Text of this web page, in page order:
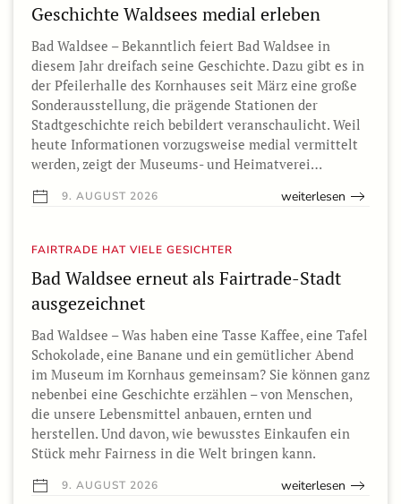
Geschichte Waldsees medial erleben
Bad Waldsee – Bekanntlich feiert Bad Waldsee in
diesem Jahr dreifach seine Geschichte. Dazu gibt es in
der Pfeilerhalle des Kornhauses seit März eine große
Sonderausstellung, die prägende Stationen der
Stadtgeschichte reich bebildert veranschaulicht. Weil
heute Informationen vorzugsweise medial vermittelt
werden, zeigt der Museums- und Heimatverei…
9. AUGUST 2026 weiterlesen
FAIRTRADE HAT VIELE GESICHTER
Bad Waldsee erneut als Fairtrade-Stadt
ausgezeichnet
Bad Waldsee – Was haben eine Tasse Kaffee, eine Tafel
Schokolade, eine Banane und ein gemütlicher Abend
im Museum im Kornhaus gemeinsam? Sie können ganz
nebenbei eine Geschichte erzählen – von Menschen,
die unsere Lebensmittel anbauen, ernten und
herstellen. Und davon, wie bewusstes Einkaufen ein
Stück mehr Fairness in die Welt bringen kann.
9. AUGUST 2026 weiterlesen